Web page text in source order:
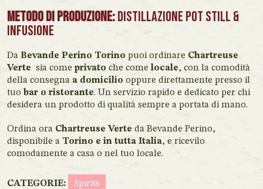
Metodo di produzione:Distillazione Pot Still &
Infusione
Da Bevande Perino Torino puoi ordinare Chartreuse
Verte sia come privato che comelocale, con la comodità
della consegna a domicilio oppure direttamente presso il
tuo bar o ristorante. Un servizio rapido e dedicato per chi
desidera un prodotto di qualità sempre a portata di mano.
Ordina ora Chartreuse Verte da Bevande Perino,
disponibile a Torino e in tutta Italia, e ricevilo
comodamente a casa o nel tuo locale.
CATEGORIE: Spirits